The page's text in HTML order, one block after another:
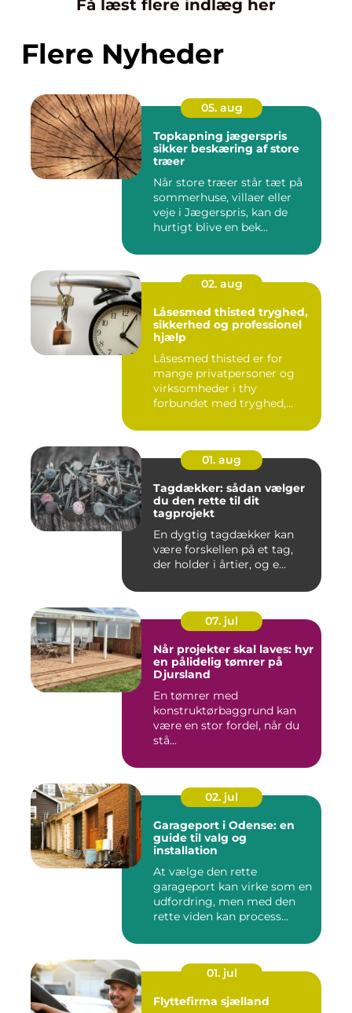
Få læst flere indlæg her
Flere Nyheder
05. aug
Topkapning jægerspris
sikker beskæring af store
træer
Når store træer står tæt på
sommerhuse, villaer eller
veje i Jægerspris, kan de
hurtigt blive en bek...
02. aug
Låsesmed thisted tryghed,
sikkerhed og professionel
hjælp
Låsesmed thisted er for
mange privatpersoner og
virksomheder i thy
forbundet med tryghed,
01. aug
Tagdækker: sådan vælger
du den rette til dit
tagprojekt
En dygtig tagdækker kan
være forskellen på et tag,
der holder i årtier, og e...
07. jul
Når projekter skal laves: hyr
en pålidelig tømrer på
Djursland
En tømrer med
konstruktørbaggrund kan
være en stor fordel, når du
stå...
02. jul
Garageport i Odense: en
guide til valg og
installation
At vælge den rette
garageport kan virke som en
udfordring, men med den
rette viden kan process...
01. jul
Flyttefirma sjælland